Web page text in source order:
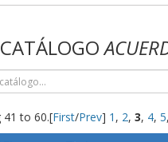
41 to 60.[First/Prev] 1 , 2, 3, 4, 5,